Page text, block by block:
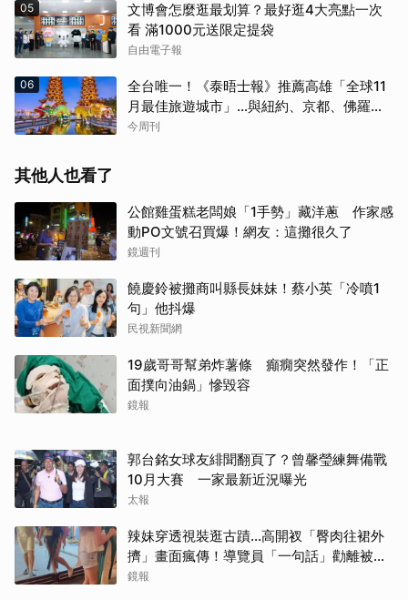
05
文博會怎麼逛最划算？最好逛4大亮點一次
看 滿1000元送限定提袋
自由電子報
06
全台唯一！《泰晤士報》推薦高雄「全球11
月最佳旅遊城市」…與紐約、京都、佛羅倫
斯共同入榜，理由曝光
今周刊
其他人也看了
公館雞蛋糕老闆娘「1手勢」藏洋蔥 作家感
動PO文號召買爆！網友：這攤很久了
鏡週刊
饒慶鈴被攤商叫縣長妹妹！蔡小英「冷噴1
句」他抖爆
民視新聞網
19歲哥哥幫弟炸薯條 癲癇突然發作！「正
面撲向油鍋」慘毀容
鏡報
郭台銘女球友緋聞翻頁了？曾馨瑩練舞備戰
10月大賽 一家最新近況曝光
太報
辣妹穿透視裝逛古蹟…高開衩「臀肉往裙外
擠」畫面瘋傳！導覽員「一句話」勸離被狂
讚
鏡報